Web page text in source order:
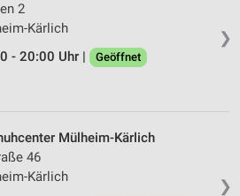
❯
2
Kärlich
- 20:00 Uhr |
Geöffnet
❯
Mülheim-Kärlich
46
Kärlich